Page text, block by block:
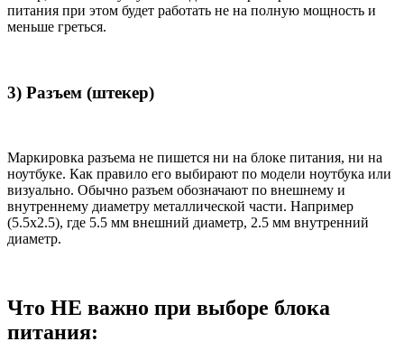
питания при этом будет работать не на полную мощность и
меньше греться.
3) Разъем (штекер)
Маркировка разъема не пишется ни на блоке питания, ни на
ноутбуке. Как правило его выбирают по модели ноутбука или
визуально. Обычно разъем обозначают по внешнему и
внутреннему диаметру металлической части. Например
(5.5x2.5), где 5.5 мм внешний диаметр, 2.5 мм внутренний
диаметр.
Что НЕ важно при выборе блока
питания: